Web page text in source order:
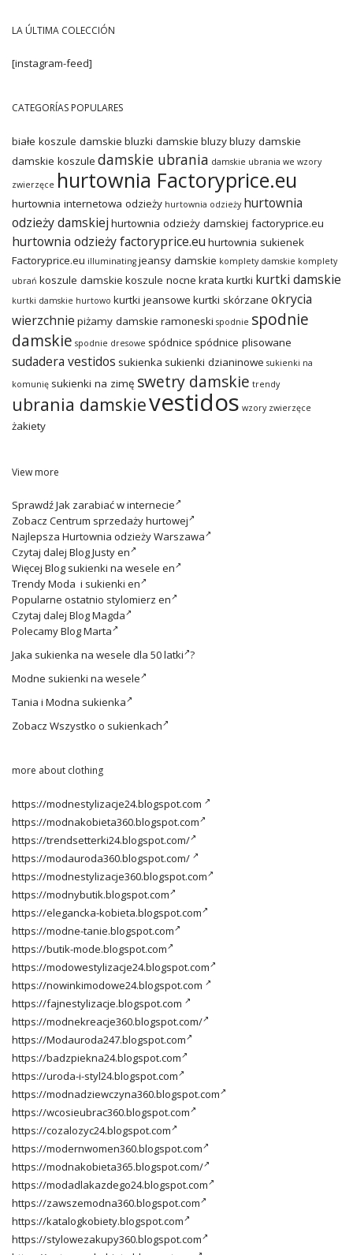
LA ÚLTIMA COLECCIÓN
[instagram-feed]
CATEGORÍAS POPULARES
białe koszule damskie bluzki damskie bluzybluzy damskie
damskie koszule damskie ubrania damskie ubrania we wzory
zwierzęce hurtownia Factoryprice.eu
hurtownia internetowa odzieży hurtownia odzieży hurtownia
odzieży damskiej hurtownia odzieży damskiej factoryprice.eu
hurtownia odzieży factoryprice.eu hurtownia sukienek
Factoryprice.eu illuminating jeansy damskie komplety damskie komplety
ubrań koszule damskie koszule nocne krata kurtki kurtki damskie
kurtki damskie hurtowo kurtki jeansowe kurtki skórzane okrycia
wierzchnie piżamy damskie ramoneski spodnie spodnie
damskie spodnie dresowe spódnice spódnice plisowane
sudadera vestidos sukienka sukienki dzianinowe sukienki na
komunię sukienki na zimę swetry damskie trendy
ubrania damskievestidos wzory zwierzęce
żakiety
View more
SprawdźJak zarabiać w internecie
Zobacz Centrum sprzedaży hurtowej
Najlepsza Hurtownia odzieży Warszawa
Czytaj dalej Blog Justy en
Więcej Blog sukienki na wesele en
TrendyModa i sukienki en
Popularne ostatnio stylomierz en
Czytaj dalej Blog Magda
PolecamyBlog Marta
Jaka sukienka na wesele dla 50 latki ?
Modne sukienki na wesele
Tania i Modna sukienka
Zobacz Wszystko o sukienkach
more about clothing
https://modnestylizacje24.blogspot.com
https://modnakobieta360.blogspot.com
https://trendsetterki24.blogspot.com/
https://modauroda360.blogspot.com/
https://modnestylizacje360.blogspot.com
https://modnybutik.blogspot.com
https://elegancka-kobieta.blogspot.com
https://modne-tanie.blogspot.com
https://butik-mode.blogspot.com
https://modowestylizacje24.blogspot.com
https://nowinkimodowe24.blogspot.com
https://fajnestylizacje.blogspot.com
https://modnekreacje360.blogspot.com/
https://Modauroda247.blogspot.com
https://badzpiekna24.blogspot.com
https://uroda-i-styl24.blogspot.com
https://modnadziewczyna360.blogspot.com
https://wcosieubrac360.blogspot.com
https://cozalozyc24.blogspot.com
https://modernwomen360.blogspot.com
https://modnakobieta365.blogspot.com/
https://modadlakazdego24.blogspot.com
https://zawszemodna360.blogspot.com
https://katalogkobiety.blogspot.com
https://stylowezakupy360.blogspot.com